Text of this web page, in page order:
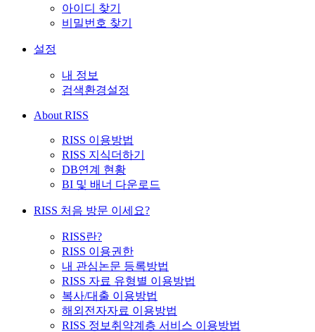
아이디 찾기
비밀번호 찾기
설정
내 정보
검색환경설정
About RISS
RISS 이용방법
RISS 지식더하기
DB연계 현황
BI 및 배너 다운로드
RISS 처음 방문 이세요?
RISS란?
RISS 이용권한
내 관심논문 등록방법
RISS 자료 유형별 이용방법
복사/대출 이용방법
해외전자자료 이용방법
RISS 정보취약계층 서비스 이용방법